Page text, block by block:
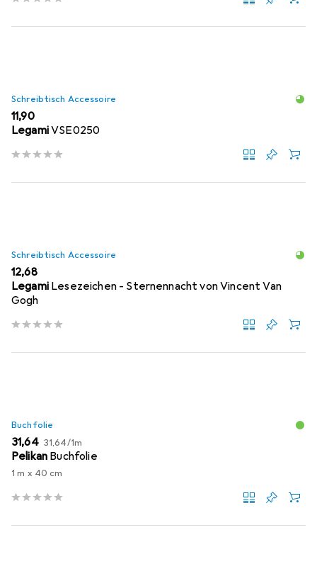
Schreibtisch Accessoire
EUR
11,90
LegamiVSE0250
Schreibtisch Accessoire
EUR
12,68
Legami Lesezeichen - Sternennacht von Vincent Van
Gogh
Buchfolie
EUR
31,64 EUR
31,64/1m
Pelikan Buchfolie
1 m x 40 cm